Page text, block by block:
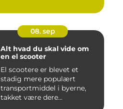
08. sep
Alt hvad du skal vide om
en el scooter
El scootere er blevet et
stadig mere populært
transportmiddel i byerne,
takket være dere...